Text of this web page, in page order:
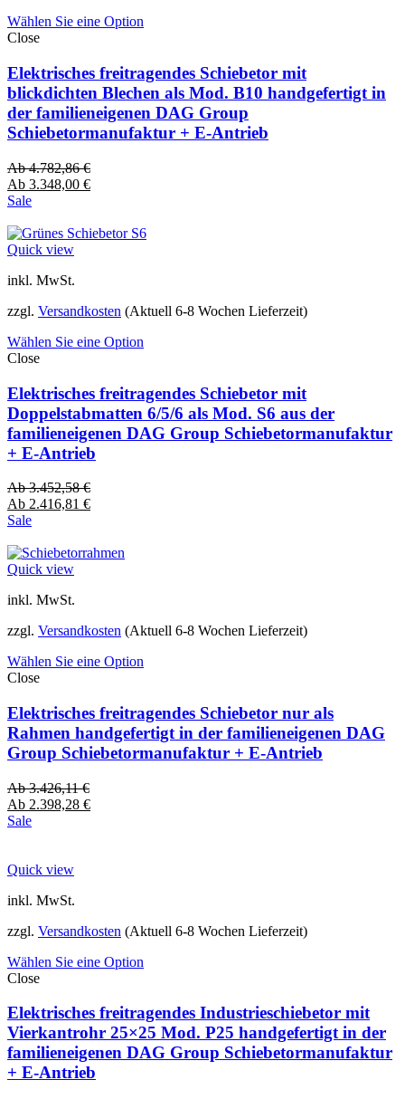
Wählen Sie eine Option
Close
Elektrisches freitragendes Schiebetor mit
blickdichten Blechen als Mod. B10 handgefertigt in
der familieneigenen DAG Group
Schiebetormanufaktur + E-Antrieb
Ab4.782,86€
Ab 3.348,00 €
Sale
Quick view
inkl. MwSt.
zzgl. Versandkosten (Aktuell 6-8 Wochen Lieferzeit)
Wählen Sie eine Option
Close
Elektrisches freitragendes Schiebetor mit
Doppelstabmatten 6/5/6 als Mod. S6 aus der
familieneigenen DAG Group Schiebetormanufaktur
+ E-Antrieb
Ab3.452,58€
Ab 2.416,81 €
Sale
Quick view
inkl. MwSt.
zzgl. Versandkosten (Aktuell 6-8 Wochen Lieferzeit)
Wählen Sie eine Option
Close
Elektrisches freitragendes Schiebetor nur als
Rahmen handgefertigt in der familieneigenen DAG
Group Schiebetormanufaktur + E-Antrieb
Ab3.426,11€
Ab 2.398,28 €
Sale
Quick view
inkl. MwSt.
zzgl. Versandkosten (Aktuell 6-8 Wochen Lieferzeit)
Wählen Sie eine Option
Close
Elektrisches freitragendes Industrieschiebetor mit
Vierkantrohr 25×25 Mod. P25 handgefertigt in der
familieneigenen DAG Group Schiebetormanufaktur
+ E-Antrieb